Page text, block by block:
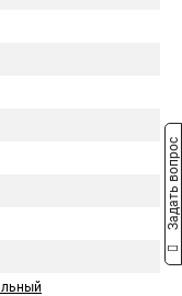
Задать вопрос